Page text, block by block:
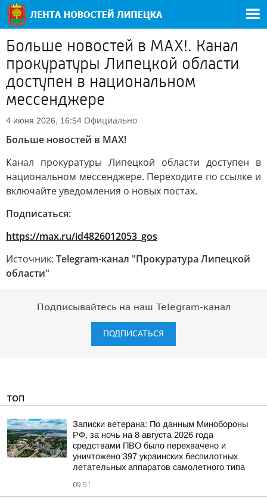
Больше новостей в MAX!. Канал
прокуратуры Липецкой области
доступен в национальном
мессенджере
4 июня 2026, 16:54 Официально
Больше новостей в MAX!
Канал прокуратуры Липецкой области доступен в
национальном мессенджере. Переходите по ссылке и
включайте уведомления о новых постах.
Подписаться:
https://max.ru/id4826012053_gos
Источник: Telegram-канал "Прокуратура Липецкой
области"
Подписывайтесь на наш Telegram-канал
ПОДПИСАТЬСЯ
ТОП
Записки ветерана: По данным Минобороны
РФ, за ночь на 8 августа 2026 года
средствами ПВО было перехвачено и
уничтожено 397 украинских беспилотных
летательных аппаратов самолетного типа
09:51